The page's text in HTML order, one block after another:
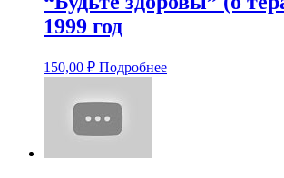
1999 год
150,00 ₽ Подробнее